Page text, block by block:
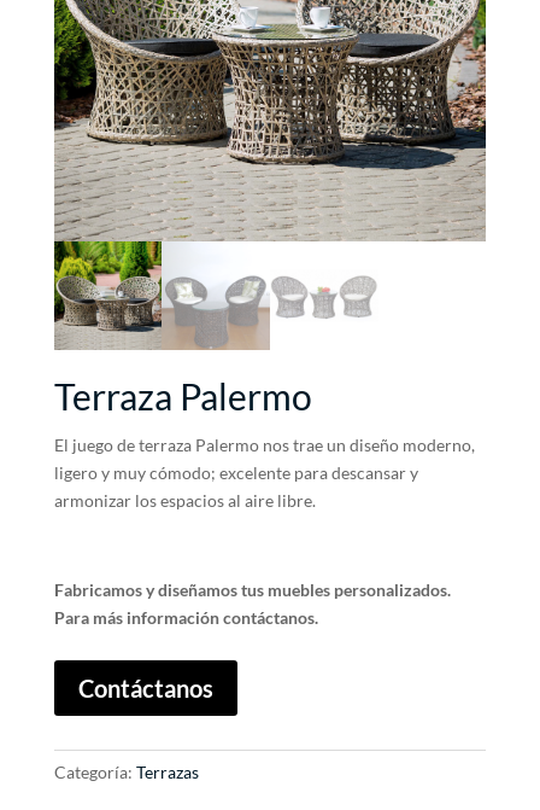
Terraza Palermo
El juego de terraza Palermo nos trae un diseño moderno,
ligero y muy cómodo; excelente para descansar y
armonizar los espacios al aire libre.
Fabricamos y diseñamos tus muebles personalizados.
Para más información contáctanos.
Contáctanos
e
Categoría: Terrazas